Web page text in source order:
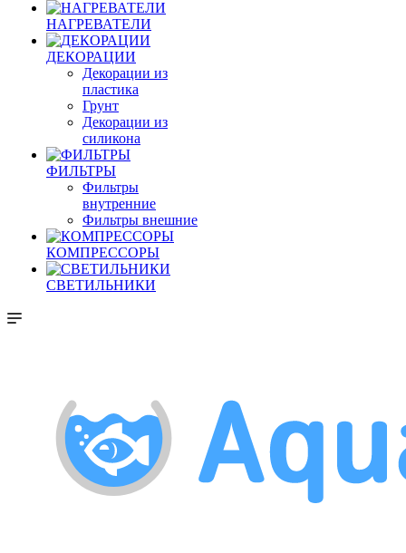
НАГРЕВАТЕЛИ
ДЕКОРАЦИИ
Декорации из
пластика
Грунт
Декорации из
силикона
ФИЛЬТРЫ
Фильтры
внутренние
Фильтры внешние
КОМПРЕССОРЫ
СВЕТИЛЬНИКИ